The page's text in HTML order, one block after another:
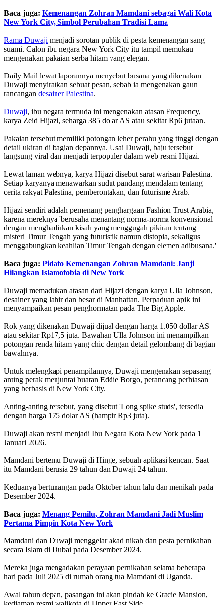
Baca juga: Kemenangan Zohran Mamdani sebagai Wali Kota
New York City, Simbol Perubahan Tradisi Lama
Rama Duwaji menjadi sorotan publik di pesta kemenangan sang
suami. Calon ibu negara New York City itu tampil memukau
mengenakan pakaian serba hitam yang elegan.
Daily Mail lewat laporannya menyebut busana yang dikenakan
Duwaji menyiratkan sebuat pesan, sebab ia mengenakan gaun
rancangan desainer Palestina.
Duwaji, ibu negara termuda ini mengenakan atasan Frequency,
karya Zeid Hijazi, seharga 385 dolar AS atau sekitar Rp6 jutaan.
Pakaian tersebut memiliki potongan leher perahu yang tinggi dengan
detail ukiran di bagian depannya. Usai Duwaji, baju tersebut
langsung viral dan menjadi terpopuler dalam web resmi Hijazi.
Lewat laman webnya, karya Hijazi disebut sarat warisan Palestina.
Setiap karyanya menawarkan sudut pandang mendalam tentang
cerita rakyat Palestina, pemberontakan, dan futurisme Arab.
Hijazi sendiri adalah pemenang penghargaan Fashion Trust Arabia,
karena mereknya 'berusaha menantang norma-norma konvensional
dengan menghadirkan kisah yang menggugah pikiran tentang
misteri Timur Tengah yang futuristik namun distopia, sekaligus
menggabungkan keahlian Timur Tengah dengan elemen adibusana.'
Baca juga: Pidato Kemenangan Zohran Mamdani: Janji
Hilangkan Islamofobia di New York
Duwaji memadukan atasan dari Hijazi dengan karya Ulla Johnson,
desainer yang lahir dan besar di Manhattan. Perpaduan apik ini
menyampaikan pesan penghormatan pada The Big Apple.
Rok yang dikenakan Duwaji dijual dengan harga 1.050 dollar AS
atau sekitar Rp17,5 juta. Bawahan Ulla Johnson ini menampilkan
potongan renda hitam yang chic dengan detail gelombang di bagian
bawahnya.
Untuk melengkapi penampilannya, Duwaji mengenakan sepasang
anting perak menjuntai buatan Eddie Borgo, perancang perhiasan
yang berbasis di New York City.
Anting-anting tersebut, yang disebut 'Long spike studs', tersedia
dengan harga 175 dolar AS (hampir Rp3 juta).
Duwaji akan resmi menjadi Ibu Negara Kota New York pada 1
Januari 2026.
Mamdani bertemu Duwaji di Hinge, sebuah aplikasi kencan. Saat
itu Mamdani berusia 29 tahun dan Duwaji 24 tahun.
Keduanya bertunangan pada Oktober tahun lalu dan menikah pada
Desember 2024.
Baca juga: Menang Pemilu, Zohran Mamdani Jadi Muslim
Pertama Pimpin Kota New York
Mamdani dan Duwaji menggelar akad nikah dan pesta pernikahan
secara Islam di Dubai pada Desember 2024.
Mereka juga mengadakan perayaan pernikahan selama beberapa
hari pada Juli 2025 di rumah orang tua Mamdani di Uganda.
Awal tahun depan, pasangan ini akan pindah ke Gracie Mansion,
kediaman resmi walikota di Upper East Side.